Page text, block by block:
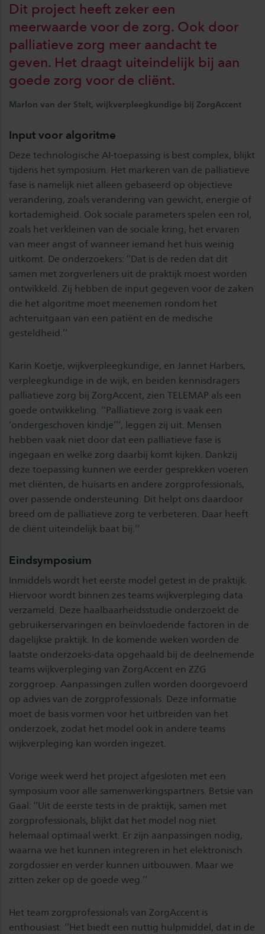
Dit project heeft zeker een
meerwaarde voor de zorg. Ook door
palliatieve zorg meer aandacht te
geven. Het draagt uiteindelijk bij aan
goede zorg voor de cliënt.
Marlon van der Stelt, wijkverpleegkundige bij ZorgAccent
Input voor algoritme
Deze technologische AI-toepassing is best complex, blijkt
tijdens het symposium. Het markeren van de palliatieve
fase is namelijk niet alleen gebaseerd op objectieve
verandering, zoals verandering van gewicht, energie of
kortademigheid. Ook sociale parameters spelen een rol,
zoals het verkleinen van de sociale kring, het ervaren
van meer angst of wanneer iemand het huis weinig
uitkomt. De onderzoekers: ‘’Dat is de reden dat dit
samen met zorgverleners uit de praktijk moest worden
ontwikkeld. Zij hebben de input gegeven voor de zaken
die het algoritme moet meenemen rondom het
achteruitgaan van een patiënt en de medische
gesteldheid.’’
Karin Koetje, wijkverpleegkundige, en Jannet Harbers,
verpleegkundige in de wijk, en beiden kennisdragers
palliatieve zorg bij ZorgAccent, zien TELEMAP als een
goede ontwikkeling. ‘’Palliatieve zorg is vaak een
‘ondergeschoven kindje’’’, leggen zij uit. Mensen
hebben vaak niet door dat een palliatieve fase is
ingegaan en welke zorg daarbij komt kijken. Dankzij
deze toepassing kunnen we eerder gesprekken voeren
met cliënten, de huisarts en andere zorgprofessionals,
over passende ondersteuning. Dit helpt ons daardoor
breed om de palliatieve zorg te verbeteren. Daar heeft
de cliënt uiteindelijk baat bij.’’
Eindsymposium
Inmiddels wordt het eerste model getest in de praktijk.
Hiervoor wordt binnen zes teams wijkverpleging data
verzameld. Deze haalbaarheidsstudie onderzoekt de
gebruikerservaringen en beïnvloedende factoren in de
dagelijkse praktijk. In de komende weken worden de
laatste onderzoeks-data opgehaald bij de deelnemende
teams wijkverpleging van ZorgAccent en ZZG
zorggroep. Aanpassingen zullen worden doorgevoerd
op advies van de zorgprofessionals. Deze informatie
moet de basis vormen voor het uitbreiden van het
onderzoek, zodat het model ook in andere teams
wijkverpleging kan worden ingezet.
Vorige week werd het project afgesloten met een
symposium voor alle samenwerkingspartners. Betsie van
Gaal: ‘’Uit de eerste tests in de praktijk, samen met
zorgprofessionals, blijkt dat het model nog niet
helemaal optimaal werkt. Er zijn aanpassingen nodig,
waarna we het kunnen integreren in het elektronisch
zorgdossier en verder kunnen uitbouwen. Maar we
zitten zeker op de goede weg.’’
Het team zorgprofessionals van ZorgAccent is
enthousiast. ‘’Het biedt een nuttig hulpmiddel, dat in de